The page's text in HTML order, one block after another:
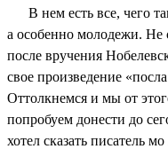
В нем есть все, чего
а особенно молодежи. Не
после вручения
свое произведение
Оттолкнемся и мы от
попробуем донести до
хотел сказать писатель